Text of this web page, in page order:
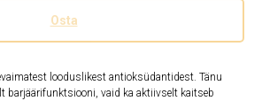
Osta
looduslikest antioksüdantidest. Tänu
barjäärifunktsiooni, vaid ka aktiivselt kaitseb